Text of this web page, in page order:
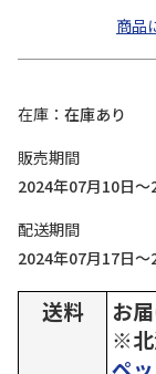
商品
在庫
在庫あり
販売期間
2024年07月10日
配送期間
2024年07月17日
送料
お
※北
ペ